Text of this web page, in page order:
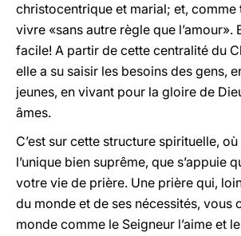
christocentrique et marial; et, comme
vivre «sans autre règle que l’amour».
facile! A partir de cette centralité du
elle a su saisir les besoins des gens,
jeunes, en vivant pour la gloire de
âmes.
C’est sur cette structure spirituelle,
l’unique bien suprême, que s’appuie
votre vie de prière. Une prière qui,
du monde et de ses nécessités, vous
monde comme le Seigneur l’aime et